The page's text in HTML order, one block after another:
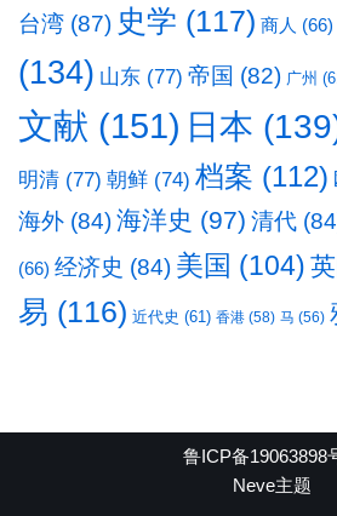
台湾 (87) 史学 (117) 商人 (66)
(134) 山东 (77) 帝国 (82) 广州
文献 (151) 日本
明清 (77) 朝鲜 (74) 档案 (112)
海外 (84)海洋史 (97) 清代
(66) 经济史 (84) 美国 (104)
易 (116) 近代史 (61) 香港 (58) 马 (56)
鲁ICP备19063898
Neve主题